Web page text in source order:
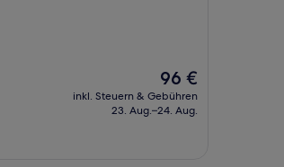
Der
Preis
beträgt
96 €
inkl. Steuern & Gebühren
23. Aug.–24. Aug.